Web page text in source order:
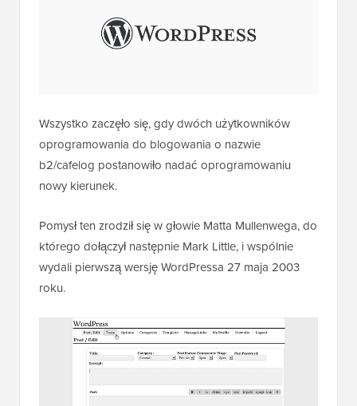
Wszystko zaczęło się, gdy dwóch użytkowników
oprogramowania do blogowania o nazwie
b2/cafelog postanowiło nadać oprogramowaniu
nowy kierunek.
Pomysł ten zrodził się w głowie Matta Mullenwega, do
którego dołączył następnie Mark Little, i wspólnie
wydali pierwszą wersję WordPressa 27 maja 2003
roku.